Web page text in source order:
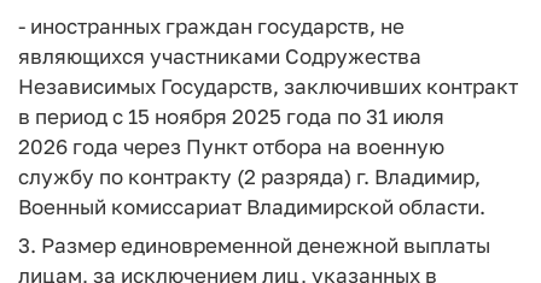
- иностранных граждан государств, не
являющихся участниками Содружества
Независимых Государств, заключивших контракт
в период с 15 ноября 2025 года по 31 июля
2026 года через Пункт отбора на военную
службу по контракту (2 разряда) г. Владимир,
Военный комиссариат Владимирской области.
3. Размер единовременной денежной выплаты
лицам, за исключением лиц, указанных в